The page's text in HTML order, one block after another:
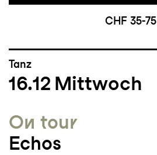
CHF 35-75
Tanz
16.12 Mittwoch
On tour
Echos